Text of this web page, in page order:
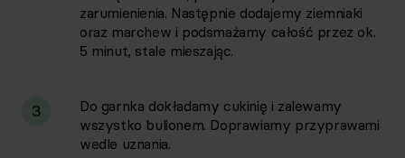
zarumienienia. Następnie dodajemy ziemniaki
oraz marchew i podsmażamy całość przez ok.
5 minut, stale mieszając.
3
Do garnka dokładamy cukinię i zalewamy
wszystko bulionem. Doprawiamy przyprawami
wedle uznania.